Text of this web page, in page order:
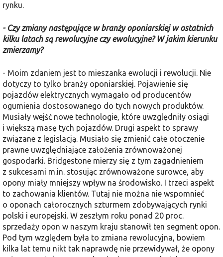
rynku.
- Czy zmiany następujące w branży oponiarskiej w ostatnich
kilku latach są rewolucyjne czy ewolucyjne? W jakim kierunku
zmierzamy?
- Moim zdaniem jest to mieszanka ewolucji i rewolucji. Nie
dotyczy to tylko branży oponiarskiej. Pojawienie się
pojazdów elektrycznych wymagało od producentów
ogumienia dostosowanego do tych nowych produktów.
Musiały wejść nowe technologie, które uwzględniły osiągi
i większą masę tych pojazdów. Drugi aspekt to sprawy
związane z legislacją. Musiało się zmienić całe otoczenie
prawne uwzględniające założenia zrównoważonej
gospodarki. Bridgestone mierzy się z tym zagadnieniem
z sukcesami m.in. stosując zrównoważone surowce, aby
opony miały mniejszy wpływ na środowisko. I trzeci aspekt
to zachowania klientów. Tutaj nie można nie wspomnieć
o oponach całorocznych szturmem zdobywających rynki
polski i europejski. W zeszłym roku ponad 20 proc.
sprzedaży opon w naszym kraju stanowił ten segment opon.
Pod tym względem była to zmiana rewolucyjna, bowiem
kilka lat temu nikt tak naprawdę nie przewidywał, że opony